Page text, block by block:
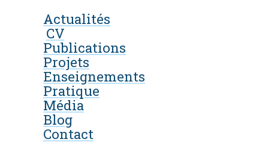
Actualités
CV
Publications
Projets
Enseignements
Pratique
Média
Blog
Contact